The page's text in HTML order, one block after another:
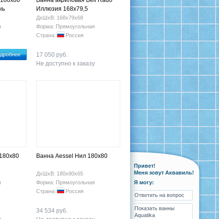
Иллюзия 168х79,5
ДхШхВ: 168х79х68
Форма: Прямоугольная
Страна:
Россия
17 050 руб.
Не доступно к заказу
Ванна Aessel Нил 180х80
ДхШхВ: 180х80х65
Форма: Прямоугольная
Страна:
Россия
34 534 руб.
Привет!
Меня зовут Аквавиль!
Я могу:
Ответить на вопрос
Показать ванны
Aquatika